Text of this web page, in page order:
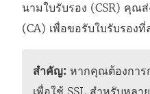
นามใบรับรอง (CSR) คุณส่
(CA) เพื่อขอรับใบรับรองที่
สำคัญ: หากคุณต้องการ